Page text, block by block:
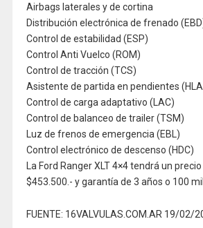
Airbags laterales y de cortina
Distribución electrónica de frenado
Control de estabilidad (ESP)
Control Anti Vuelco (ROM)
Control de tracción (TCS)
Asistente de partida en pendientes
Control de carga adaptativo (LAC)
Control de balanceo de trailer (TSM)
Luz de frenos de emergencia (EBL)
Control electrónico de descenso (HDC)
La Ford Ranger XLT 4×4 tendrá un
$453.500.- y garantía de 3 años o 100
FUENTE: 16VALVULAS.COM.AR 19/02/